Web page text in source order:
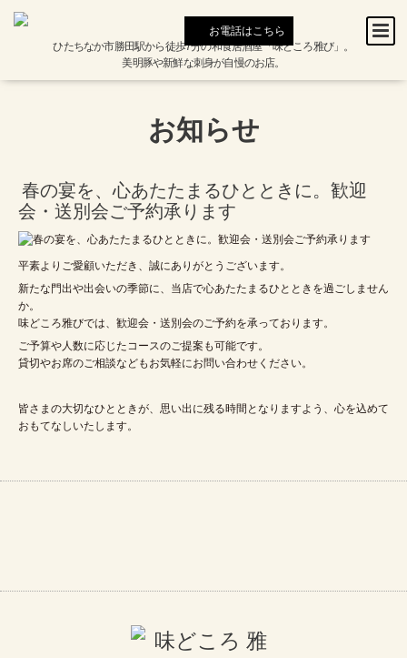
お電話はこちら
ひたちなか市勝田駅から徒歩7分の和食居酒屋「味どころ雅び」。
美明豚や新鮮な刺身が自慢のお店。
お知らせ
春の宴を、心あたたまるひとときに。歓迎
会・送別会ご予約承ります
平素よりご愛顧いただき、誠にありがとうございます。
新たな門出や出会いの季節に、当店で心あたたまるひとときを過ごしません
か。
味どころ雅びでは、歓迎会・送別会のご予約を承っております。
ご予算や人数に応じたコースのご提案も可能です。
貸切やお席のご相談などもお気軽にお問い合わせください。
皆さまの大切なひとときが、思い出に残る時間となりますよう、心を込めて
おもてなしいたします。